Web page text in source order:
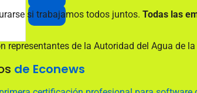
si trabajamos todos juntos. Todas las
representantes de la Autoridad del Agua de
de Econews